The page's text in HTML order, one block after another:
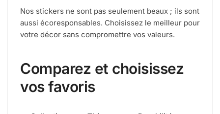
Nos stickers ne sont pas seulement beaux ; ils sont
aussi écoresponsables. Choisissez le meilleur pour
votre décor sans compromettre vos valeurs.
Comparez et choisissez
vos favoris